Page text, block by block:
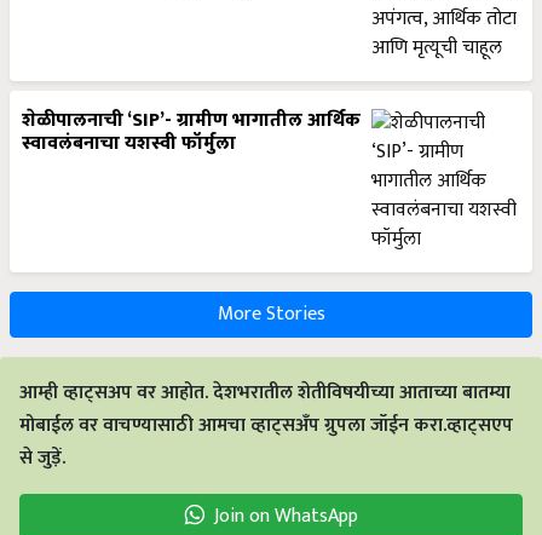
शेळीपालनाची ‘SIP’- ग्रामीण भागातील आर्थिक
स्वावलंबनाचा यशस्वी फॉर्मुला
More Stories
आम्ही व्हाट्सअप वर आहोत. देशभरातील शेतीविषयीच्या आताच्या बातम्या
मोबाईल वर वाचण्यासाठी आमचा व्हाट्सअँप ग्रुपला जॉईन करा.व्हाट्सएप
से जुड़ें.
Join on WhatsApp